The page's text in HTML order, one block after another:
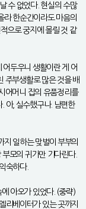
수 없었다. 현실의 수많
라 한순간이라도 마음의
으로 궁지에 몰릴 것 같
어두우니 생활이란 게 어
주부생활로 많은 것을 배
어머니 집의 유품정리를
아, 실수했구나. 남편한
지 일하는 맞벌이 부부의
부모의 귀가만 기다린다.
숙하다.
아오가 있었다. (중략)
리베이터가 있는 곳까지